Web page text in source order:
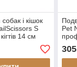
собак і кішок
S
14 см
Pet
305